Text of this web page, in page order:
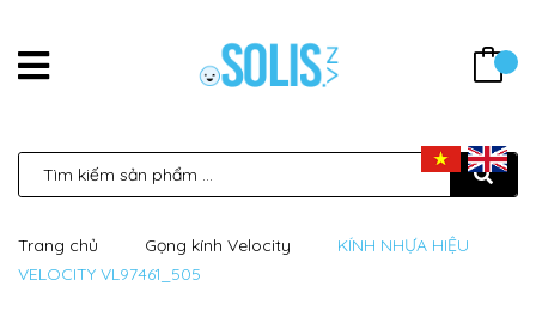
Trang chủ Gọng kính Velocity
KÍNH NHỰA HIỆU
VELOCITY VL97461_505